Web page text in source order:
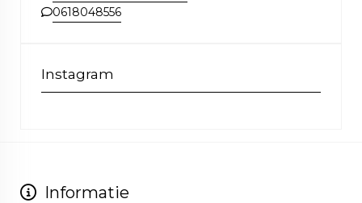
0618048556
Instagram
Informatie